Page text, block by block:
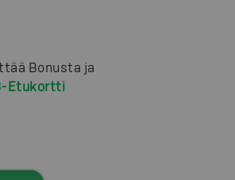
Bonusta ja
Etukortti